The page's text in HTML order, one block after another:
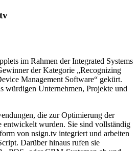
im Rahmen der Integrated Systems
der Kategorie „Recognizing
Management Software“ gekürt.
würdigen Unternehmen, Projekte und
die zur Optimierung der
entwickelt wurden. Sie sind vollständig
von nsign.tv integriert und arbeiten
Darüber hinaus rufen sie